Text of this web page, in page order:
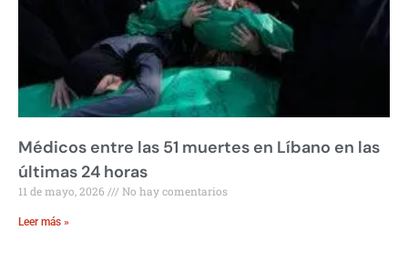
Médicos entre las 51 muertes en Líbano en las
últimas 24 horas
11 de mayo, 2026 No hay comentarios
Leer más »